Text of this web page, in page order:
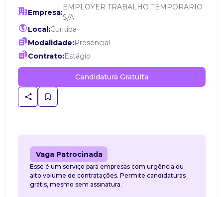
Empresa:
EMPLOYER TRABALHO TEMPORARIO
S/A
Local:Curitiba
Modalidade:Presencial
Contrato:Estágio
Candidatura Gratuita
Vaga Patrocinada
Esse é um serviço para empresas com urgência ou
alto volume de contratações. Permite candidaturas
grátis, mesmo sem assinatura.